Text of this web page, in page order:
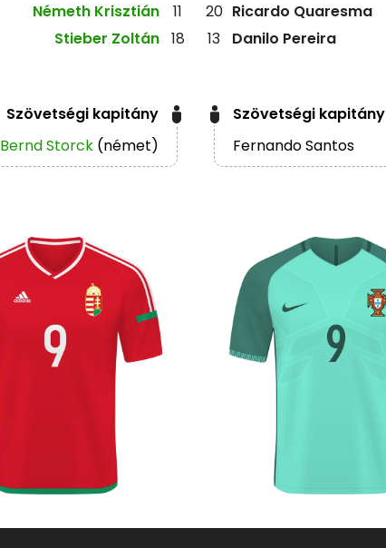
11
Németh Krisztián
18
Stieber Zoltán
20 Ricardo Quaresma
13 Danilo Pereira
Szövetségi kapitány
Bernd Storck (német)
Szövetségi kapitány
Fernando Santos